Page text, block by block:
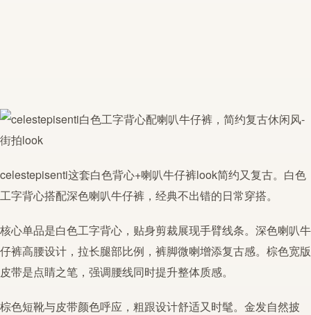
celestepisenti这套白色背心+喇叭牛仔裤look简约又复古。白色
工字背心搭配深色喇叭牛仔裤 ，经典不出错的日常穿搭。
核心单品是白色工字背心 ，贴身剪裁展现手臂线条。深色喇叭牛
仔裤高腰设计，拉长腿部比例，裤脚微喇增添复古感。棕色宽版
皮带是点睛之笔，强调腰线同时提升整体质感。
棕色短靴与皮带颜色呼应，粗跟设计舒适又时髦。金发自然披